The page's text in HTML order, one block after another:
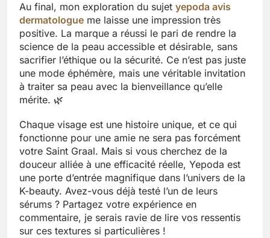
Au final, mon exploration du sujet yepoda avis
dermatologue me laisse une impression très
positive. La marque a réussi le pari de rendre la
science de la peau accessible et désirable, sans
sacrifier l’éthique ou la sécurité. Ce n’est pas juste
une mode éphémère, mais une véritable invitation
à traiter sa peau avec la bienveillance qu’elle
mérite. 🌿
Chaque visage est une histoire unique, et ce qui
fonctionne pour une amie ne sera pas forcément
votre Saint Graal. Mais si vous cherchez de la
douceur alliée à une efficacité réelle, Yepoda est
une porte d’entrée magnifique dans l’univers de la
K-beauty. Avez-vous déjà testé l’un de leurs
sérums ? Partagez votre expérience en
commentaire, je serais ravie de lire vos ressentis
sur ces textures si particulières !